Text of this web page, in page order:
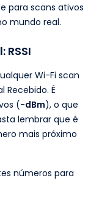
para scans ativos
mundo real.
Wi-Fi scan
Recebido. É
(-dBm), o que
lembrar que é
mais próximo
números para